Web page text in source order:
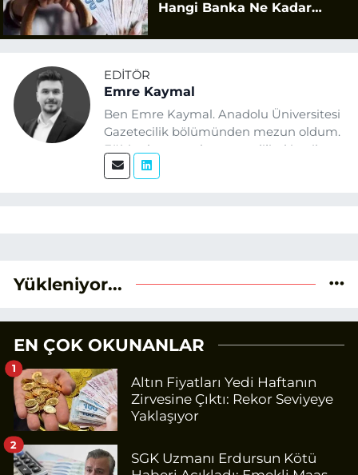
Hangi Banka Ne Kadar
EDITÖR
Emre Kaymal
Ben Emre Kaymal. Anadolu Üniversitesi
Gazetecilik bölümünden mezun oldum.
Eğitim hayatım boyunca dijital içerik
üretimi ve arama motoru
Yükleniyor...
EN ÇOK OKUNANLAR
Altın Fiyatları Yedi Haftanın
Zirvesine Çıktı: Rekor Seviyeye
Yaklaşıyor
1
SGK Uzmanı Erdursun Kötü
2